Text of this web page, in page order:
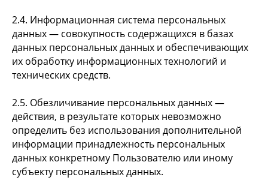
2.4. Информационная система персональных
данных — совокупность содержащихся в базах
данных персональных данных и обеспечивающих
их обработку информационных технологий и
технических средств.
2.5. Обезличивание персональных данных —
действия, в результате которых невозможно
определить без использования дополнительной
информации принадлежность персональных
данных конкретному Пользователю или иному
субъекту персональных данных.